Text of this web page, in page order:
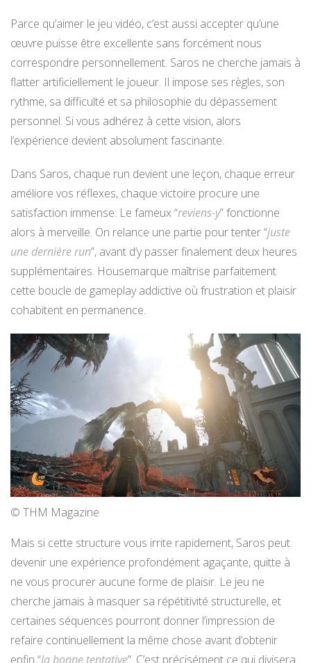
Parce qu’aimer le jeu vidéo, c’est aussi accepter qu’une
œuvre puisse être excellente sans forcément nous
correspondre personnellement. Saros ne cherche jamais à
flatter artificiellement le joueur. Il impose ses règles, son
rythme, sa difficulté et sa philosophie du dépassement
personnel. Si vous adhérez à cette vision, alors
l’expérience devient absolument fascinante.
Dans Saros, chaque run devient une leçon, chaque erreur
améliore vos réflexes, chaque victoire procure une
satisfaction immense. Le fameux “reviens-y” fonctionne
alors à merveille. On relance une partie pour tenter “juste
une dernière run”, avant d’y passer finalement deux heures
supplémentaires. Housemarque maîtrise parfaitement
cette boucle de gameplay addictive où frustration et plaisir
cohabitent en permanence.
© THM Magazine
Mais si cette structure vous irrite rapidement, Saros peut
devenir une expérience profondément agaçante, quitte à
ne vous procurer aucune forme de plaisir. Le jeu ne
cherche jamais à masquer sa répétitivité structurelle, et
certaines séquences pourront donner l’impression de
refaire continuellement la même chose avant d’obtenir
enfin “la bonne tentative”. C’est précisément ce qui divisera